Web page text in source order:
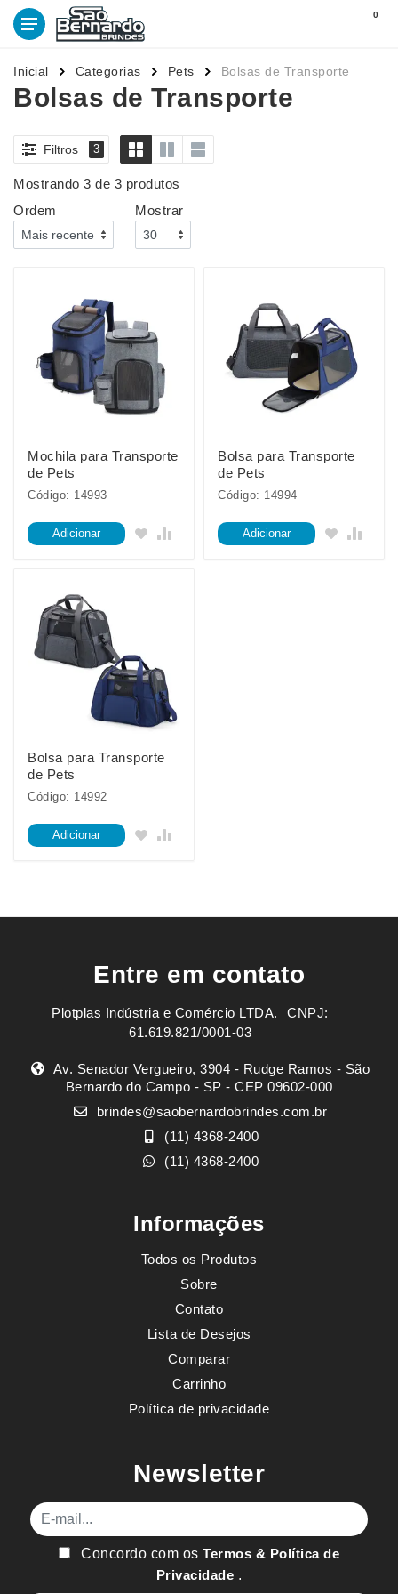
0
Inicial Categorias Pets Bolsas de Transporte
Bolsas de Transporte
Filtros 3
Mostrando 3 de 3 produtos
Ordem
Mostrar
Mochila para Transporte
de Pets
Código: 14993
Adicionar
Bolsa para Transporte
de Pets
Código: 14994
Adicionar
Bolsa para Transporte
de Pets
Código: 14992
Adicionar
Entre em contato
Plotplas Indústria e Comércio LTDA. ㅤㅤㅤ CNPJ:
61.619.821/0001-03
Av. Senador Vergueiro, 3904 - Rudge Ramos - São
Bernardo do Campo - SP - CEP 09602-000
brindes@saobernardobrindes.com.br
(11) 4368-2400
(11) 4368-2400
Informações
Todos os Produtos
Sobre
Contato
Lista de Desejos
Comparar
Carrinho
Política de privacidade
Newsletter
E-mail
Concordo com osTermos & Política de
Privacidade .